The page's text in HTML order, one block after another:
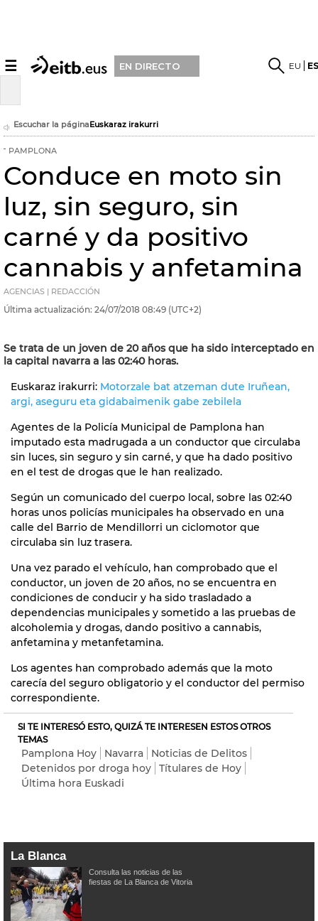
☰ EN DIRECTO EU
Escuchar la páginaEuskaraz irakurri
PAMPLONA
Conduce en moto sin
luz, sin seguro, sin
carné y da positivo
cannabis y anfetamina
AGENCIAS | REDACCIÓN
Última actualización: 24/07/2018 08:49 (UTC+2)
Se trata de un joven de 20 años que ha sido interceptado en
la capital navarra a las 02:40 horas.
Euskaraz irakurri: Motorzale bat atzeman dute Iruñean,
argi, aseguru eta gidabaimenik gabe zebilela
Agentes de la Policía Municipal de Pamplona han
imputado esta madrugada a un conductor que circulaba
sin luces, sin seguro y sin carné, y que ha dado positivo
en el test de drogas que le han realizado.
Según un comunicado del cuerpo local, sobre las 02:40
horas unos policías municipales ha observado en una
calle del Barrio de Mendillorri un ciclomotor que
circulaba sin luz trasera.
Una vez parado el vehículo, han comprobado que el
conductor, un joven de 20 años, no se encuentra en
condiciones de conducir y ha sido trasladado a
dependencias municipales y sometido a las pruebas de
alcoholemia y drogas, dando positivo a cannabis,
anfetamina y metanfetamina.
Los agentes han comprobado además que la moto
carecía del seguro obligatorio y el conductor del permiso
correspondiente.
SI TE INTERESÓ ESTO, QUIZÁ TE INTERESEN ESTOS OTROS
TEMAS
Pamplona Hoy Navarra
Noticias de Delitos
Detenidos por droga hoy
Títulares de Hoy
Última hora Euskadi
La Blanca
Consulta las noticias de las
fiestas de La Blanca de Vitoria